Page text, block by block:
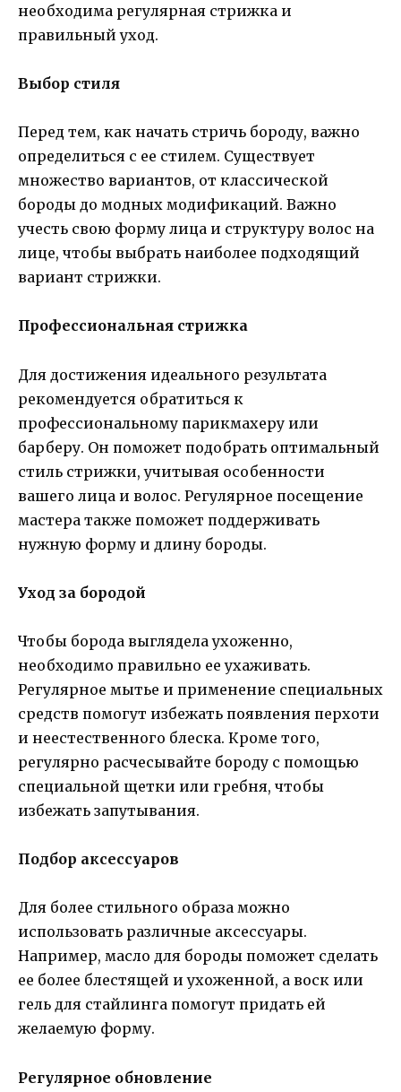
необходима регулярная стрижка и
правильный уход.
Выбор стиля
Перед тем, как начать стричь бороду, важно
определиться с ее стилем. Существует
множество вариантов, от классической
бороды до модных модификаций. Важно
учесть свою форму лица и структуру волос на
лице, чтобы выбрать наиболее подходящий
вариант стрижки.
Профессиональная стрижка
Для достижения идеального результата
рекомендуется обратиться к
профессиональному парикмахеру или
барберу. Он поможет подобрать оптимальный
стиль стрижки, учитывая особенности
вашего лица и волос. Регулярное посещение
мастера также поможет поддерживать
нужную форму и длину бороды.
Уход за бородой
Чтобы борода выглядела ухоженно,
необходимо правильно ее ухаживать.
Регулярное мытье и применение специальных
средств помогут избежать появления перхоти
и неестественного блеска. Кроме того,
регулярно расчесывайте бороду с помощью
специальной щетки или гребня, чтобы
избежать запутывания.
Подбор аксессуаров
Для более стильного образа можно
использовать различные аксессуары.
Например, масло для бороды поможет сделать
ее более блестящей и ухоженной, а воск или
гель для стайлинга помогут придать ей
желаемую форму.
Регулярное обновление